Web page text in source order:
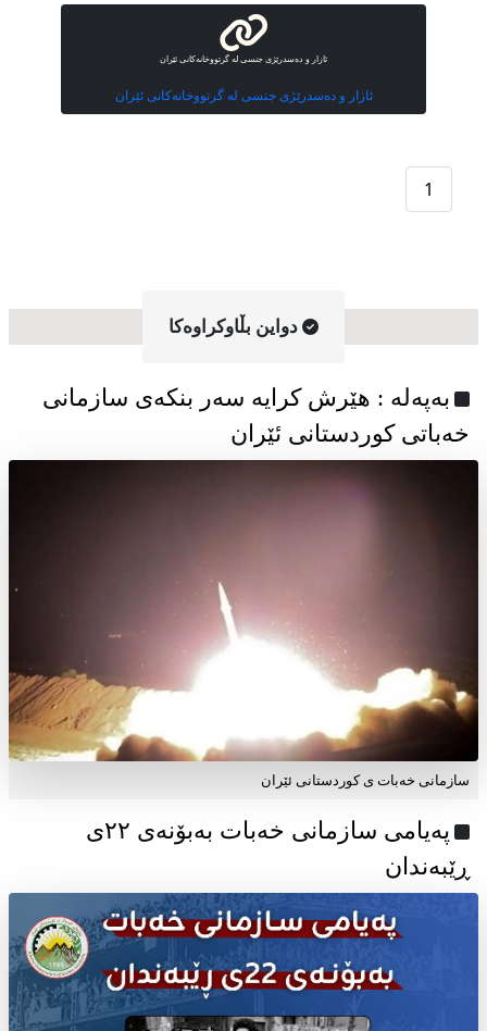
ئازار و دەسدرێژی جنسی لە گرتووخانەکانی ئێران
ئازار و دەسدرێژی جنسی لە گرتووخانەکانی ئێران
1
دواین بڵاوکراوه‌کا
به‌په‌له‌ : هێرش کرایە سەر بنکەی سازمانی
خەباتی کوردستانی ئێران
سازمانی خەبات ی کوردستانی ئێران
پەیامی سازمانی خەبات بەبۆنەی ۲۲ی
ڕێبەندان